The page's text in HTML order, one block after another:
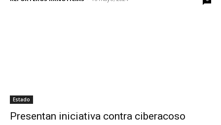
Estado
Presentan iniciativa contra ciberacoso